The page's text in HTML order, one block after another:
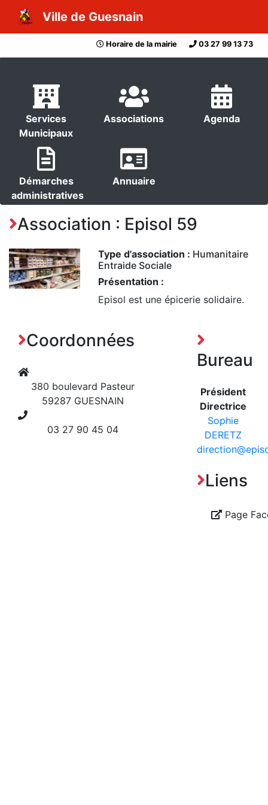
Ville de Guesnain
Horaire de la mairie 03 27 99 13 73
Services
Municipaux
Associations Agenda
Démarches
administratives
Annuaire
Association : Episol 59
Type d'association : Humanitaire
Entraide Sociale
Présentation :
Episol est une épicerie solidaire.
Coordonnées
380 boulevard Pasteur
59287 GUESNAIN
03 27 90 45 04
Bureau
Président
Directrice
Sophie
DERETZ
Liens
Page